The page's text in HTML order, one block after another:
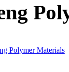
Polymer Materials